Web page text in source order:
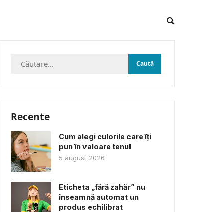
Caută
Recente
Cum alegi culorile care îți
pun în valoare tenul
5 august 2026
Eticheta „fără zahăr” nu
înseamnă automat un
produs echilibrat